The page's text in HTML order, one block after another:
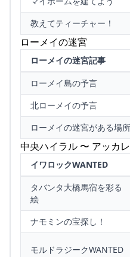
教えてティーチャー！
ローメイの迷宮
ローメイの迷宮記事
ローメイ島の予言
北ローメイの予言
ローメイの迷宮がある場
中央ハイラル 〜 アッカ
イワロックWANTED
タバンタ大橋馬宿を彩る
絵
ナモミンの宝探し！
モルドラジークWANTED